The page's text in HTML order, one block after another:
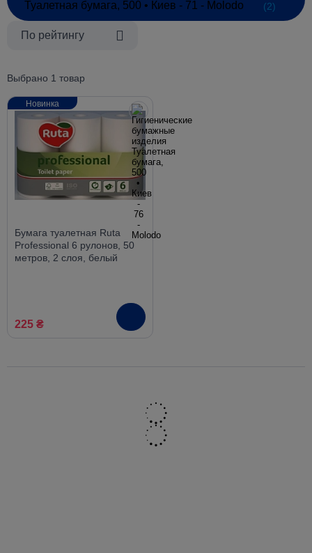
(2)
По рейтингу
Выбрано 1 товар
Бумага туалетная Ruta
Professional 6 рулонов, 50
метров, 2 слоя, белый
225 ₴
Новинка